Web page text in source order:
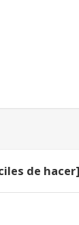
de hacer]